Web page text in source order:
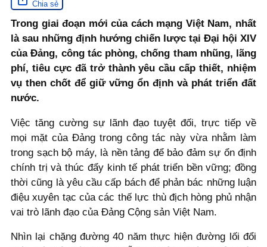
Chia sẻ
Trong giai đoạn mới của cách mạng Việt Nam, nhất
là sau những định hướng chiến lược tại Đại hội XIV
của Đảng, công tác phòng, chống tham nhũng, lãng
phí, tiêu cực đã trở thành yêu cầu cấp thiết, nhiệm
vụ then chốt để giữ vững ổn định và phát triển đất
nước.
Việc tăng cường sự lãnh đạo tuyệt đối, trực tiếp về
mọi mặt của Đảng trong công tác này vừa nhằm làm
trong sạch bộ máy, là nền tảng để bảo đảm sự ổn định
chính trị và thúc đẩy kinh tế phát triển bền vững; đồng
thời cũng là yêu cầu cấp bách để phản bác những luận
điệu xuyên tạc của các thế lực thù địch hòng phủ nhận
vai trò lãnh đạo của Đảng Cộng sản Việt Nam.
Nhìn lại chặng đường 40 năm thực hiện đường lối đổi